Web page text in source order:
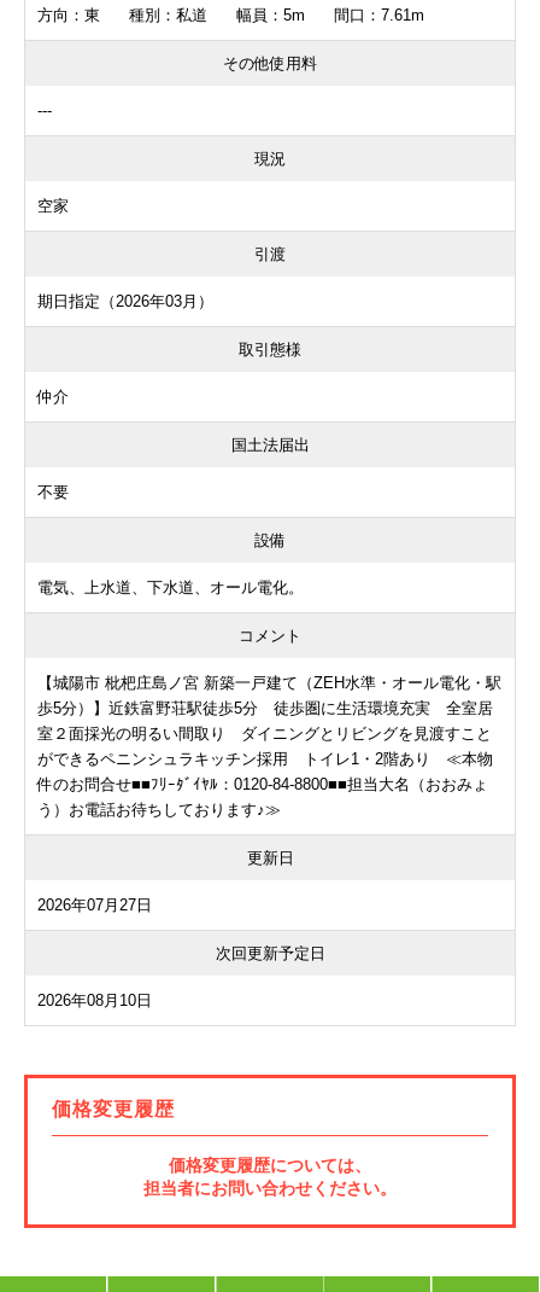
方向：東 種別：私道 幅員：5m 間口：7.61m
その他使用料
---
現況
空家
引渡
期日指定（2026年03月）
取引態様
仲介
国土法届出
不要
設備
電気、上水道、下水道、オール電化。
コメント
【城陽市 枇杷庄島ノ宮 新築一戸建て（ZEH水準・オール電化・駅
歩5分）】近鉄富野荘駅徒歩5分 徒歩圏に生活環境充実 全室居
室２面採光の明るい間取り ダイニングとリビングを見渡すこと
ができるペニンシュラキッチン採用 トイレ1・2階あり ≪本物
件のお問合せ■■ﾌﾘｰﾀﾞｲﾔﾙ：0120-84-8800■■担当大名（おおみょ
う）お電話お待ちしております♪≫
更新日
2026年07月27日
次回更新予定日
2026年08月10日
価格変更履歴
価格変更履歴については、
担当者にお問い合わせください。